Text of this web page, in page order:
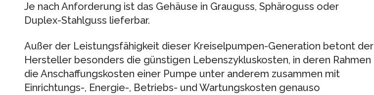
Je nach Anforderung ist das Gehäuse in Grauguss, Sphäroguss oder
Duplex-Stahlguss lieferbar.
Außer der Leistungsfähigkeit dieser Kreiselpumpen-Generation betont der
Hersteller besonders die günstigen Lebenszykluskosten, in deren Rahmen
die Anschaffungskosten einer Pumpe unter anderem zusammen mit
Einrichtungs-, Energie-, Betriebs- und Wartungskosten genauso